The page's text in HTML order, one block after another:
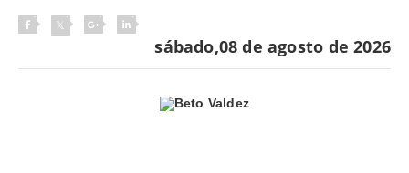
sábado,08 de agosto de 2026